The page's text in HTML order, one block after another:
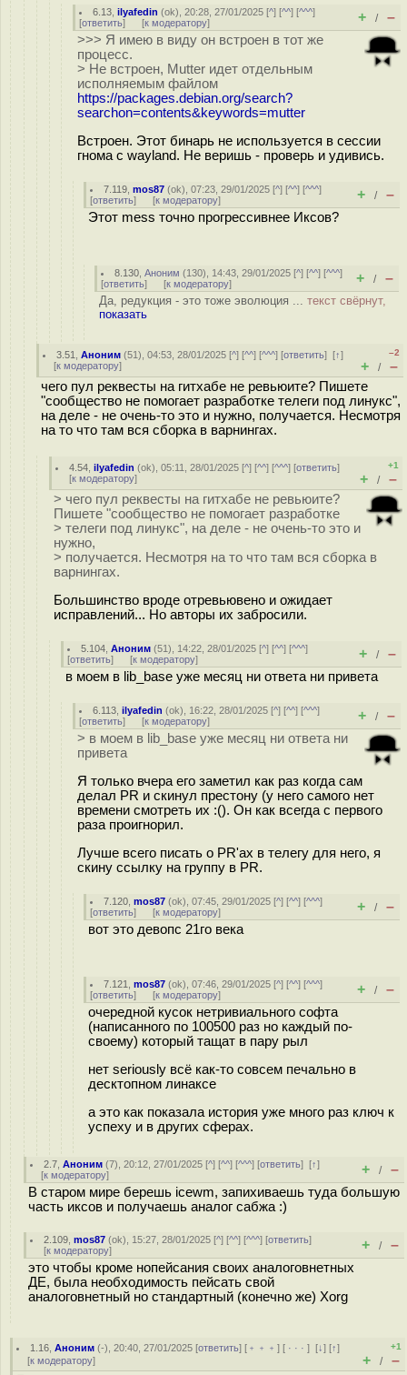
6.13 ,ilyafedin (ok), 20:28, 27/01/2025 [^] [^^] [^^^]
[ответить] [к модератору] + / –
>>> Я имею в виду он встроен в тот же
процесс.
> Не встроен, Mutter идет отдельным
исполняемым файлом
https://packages.debian.org/search?
searchon=contents&keywords=mutter
Встроен. Этот бинарь не используется в сессии
гнома с wayland. Не веришь - проверь и удивись.
7.119 ,mos87 (ok), 07:23, 29/01/2025 [^] [^^] [^^^]
[ответить] [к модератору] + / –
Этот mess точно прогрессивнее Иксов?
8.130 ,Аноним (130), 14:43, 29/01/2025 [^] [^^] [^^^]
[ответить] [к модератору] + / –
Да, редукция - это тоже эволюция ... текст свёрнут,
показать
3.51 ,Аноним (51), 04:53, 28/01/2025 [^] [^^] [^^^] [ответить][↑]
[к модератору]
–2
+ / –
чего пул реквесты на гитхабе не ревьюите? Пишете
"сообщество не помогает разработке телеги под линукс",
на деле - не очень-то это и нужно, получается. Несмотря
на то что там вся сборка в варнингах.
4.54 ,ilyafedin (ok), 05:11, 28/01/2025 [^] [^^] [^^^] [ответить]
[к модератору]
+1
+ / –
> чего пул реквесты на гитхабе не ревьюите?
Пишете "сообщество не помогает разработке
> телеги под линукс", на деле - не очень-то это и
нужно,
> получается. Несмотря на то что там вся сборка в
варнингах.
Большинство вроде отревьювено и ожидает
исправлений... Но авторы их забросили.
5.104 ,Аноним (51), 14:22, 28/01/2025 [^] [^^] [^^^]
[ответить] [к модератору] + / –
в моем в lib_base уже месяц ни ответа ни привета
6.113 ,ilyafedin (ok), 16:22, 28/01/2025 [^] [^^] [^^^]
[ответить] [к модератору] + / –
> в моем в lib_base уже месяц ни ответа ни
привета
Я только вчера его заметил как раз когда сам
делал PR и скинул престону (у него самого нет
времени смотреть их :(). Он как всегда с первого
раза проигнорил.
Лучше всего писать о PR'ах в телегу для него, я
скину ссылку на группу в PR.
7.120 ,mos87 (ok), 07:45, 29/01/2025 [^] [^^] [^^^]
[ответить] [к модератору] + / –
вот это девопс 21го века
7.121 ,mos87 (ok), 07:46, 29/01/2025 [^] [^^] [^^^]
[ответить] [к модератору] + / –
очередной кусок нетривиального софта
(написанного по 100500 раз но каждый по-
своему) который тащат в пару рыл
нет seriously всё как-то совсем печально в
десктопном линаксе
а это как показала история уже много раз ключ к
успеху и в других сферах.
2.7 ,Аноним (7), 20:12, 27/01/2025 [^] [^^] [^^^] [ответить][↑]
[к модератору] + / –
В старом мире берешь icewm, запихиваешь туда большую
часть иксов и получаешь аналог сабжа :)
2.109 ,mos87 (ok), 15:27, 28/01/2025 [^] [^^] [^^^] [ответить]
[к модератору] + / –
это чтобы кроме нопейсания своих аналоговнетных
ДЕ, была необходимость пейсать свой
аналоговнетный но стандартный (конечно же) Xorg
1.16 ,Аноним (-), 20:40, 27/01/2025 [ответить] [ ﹢﹢﹢] [ · · ·][↓] [↑]
[к модератору]
+1
+ / –